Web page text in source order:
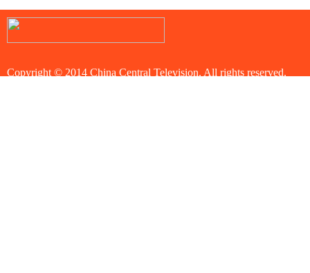
Copyright © 2014 China Central Television. All rights reserved.